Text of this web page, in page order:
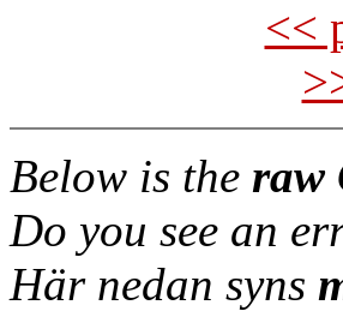
<<
Below is the raw
Do you see an
Här nedan syns